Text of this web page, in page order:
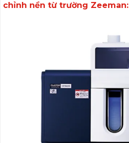
chỉnh nền từ trường Zeeman: